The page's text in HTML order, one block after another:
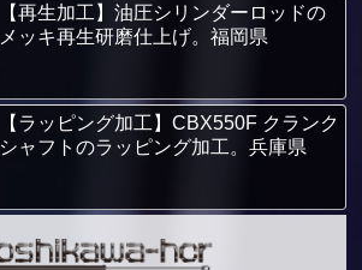
【再生加工】油圧シリンダーロッドの
メッキ再生研磨仕上げ。福岡県
【ラッピング加工】CBX550F クランク
シャフトのラッピング加工。兵庫県